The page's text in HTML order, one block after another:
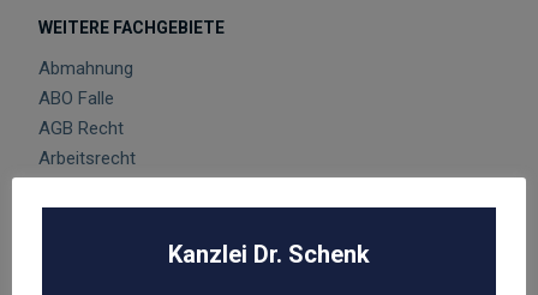
WEITERE FACHGEBIETE
Abmahnung
ABO Falle
AGB Recht
Arbeitsrecht
Kanzlei Dr. Schenk